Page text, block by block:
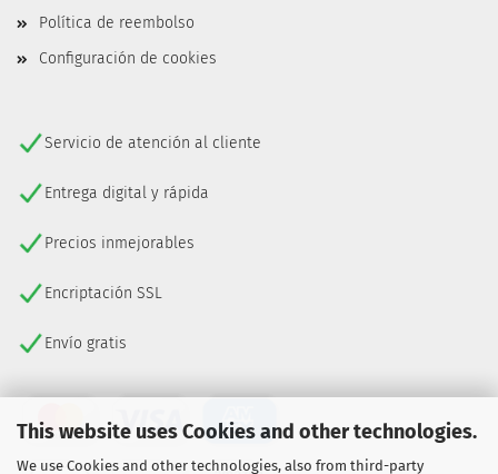
This website uses Cookies and other technologies.
We use Cookies and other technologies, also from third-party
Política de reembolso
Configuración de cookies
Servicio de atención al cliente
Entrega digital y rápida
Precios inmejorables
Encriptación SSL
Envío gratis